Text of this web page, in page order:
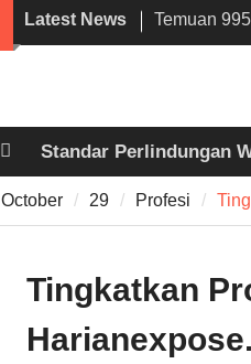
Latest News
Temuan
Narkoba di
Sholat
141 Tahun
Angkut
Kehidupan
Standar Perlindungan
October 29 Profesi
Tingkatkan